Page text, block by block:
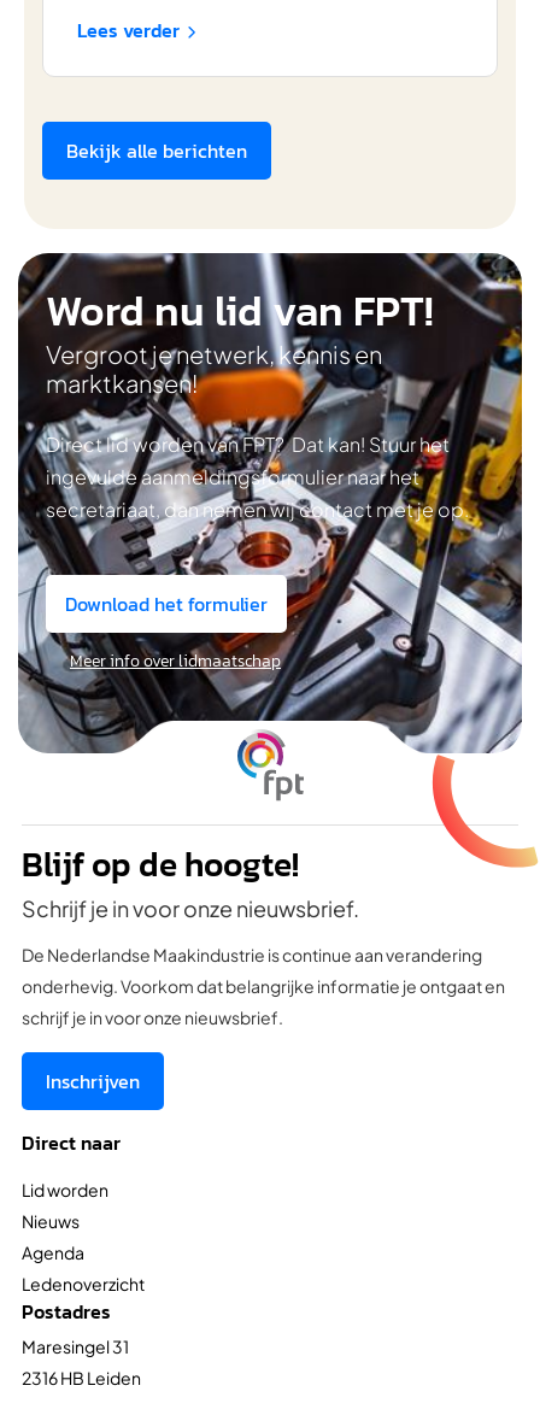
Lees verder 
Bekijk alle berichten
Word nu lid van FPT!
Vergroot je netwerk, kennis en
marktkansen!
Direct lid worden van FPT? Dat kan! Stuur het
ingevulde aanmeldingsformulier naar het
secretariaat, dan nemen wij contact met je op.
Download het formulier
Meer info over lidmaatschap
Blijf op de hoogte!
Schrijf je in voor onze nieuwsbrief.
De Nederlandse Maakindustrie is continue aan verandering
onderhevig. Voorkom dat belangrijke informatie je ontgaat en
schrijf je in voor onze nieuwsbrief.
Inschrijven
Direct naar
Lid worden
Nieuws
Agenda
Ledenoverzicht
Postadres
Maresingel 31
2316 HB Leiden